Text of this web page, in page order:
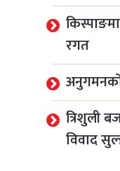
रगत
त्रिशुली
विवाद